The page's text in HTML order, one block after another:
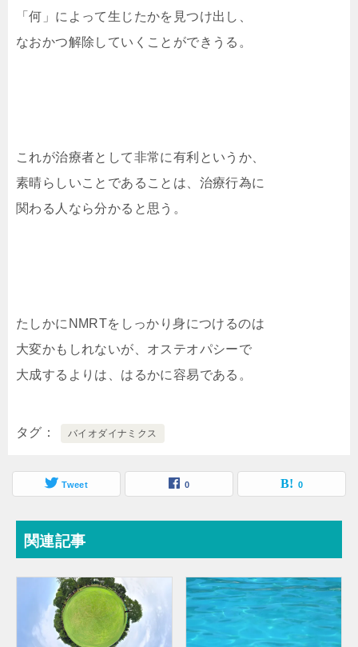
「何」によって生じたかを見つけ出し、
なおかつ解除していくことができうる。
これが治療者として非常に有利というか、
素晴らしいことであることは、治療行為に
関わる人なら分かると思う。
たしかにNMRTをしっかり身につけるのは
大変かもしれないが、オステオパシーで
大成するよりは、はるかに容易である。
タグ バイオダイナミクス
Tweet 0 0
関連記事